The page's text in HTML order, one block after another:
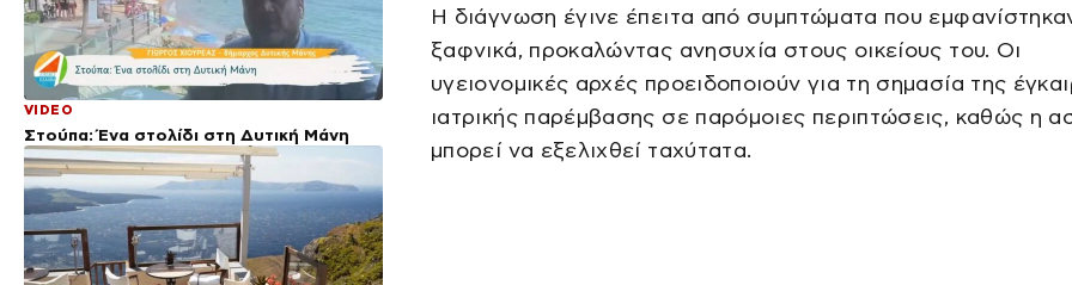
VIDEO
Στούπα: Ένα στολίδι στη Δυτική Μάνη
Η διάγνωση έγινε έπειτα από συμπτώματα που
ξαφνικά, προκαλώντας ανησυχία στους οικείους του. Οι
υγειονομικές αρχές προειδοποιούν για τη σημασία της
ιατρικής παρέμβασης σε παρόμοιες περιπτώσεις, καθώς η
μπορεί να εξελιχθεί ταχύτατα.